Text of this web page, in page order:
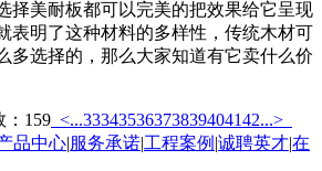
择美耐板都可以完美的把效果给它呈现
就表明了这种材料的多样性，传统木材可
多选择的，那么大家知道有它卖什么价
：159 <...33343536373839404142...>
品中心|服务承诺|工程案例 |诚聘英才|在